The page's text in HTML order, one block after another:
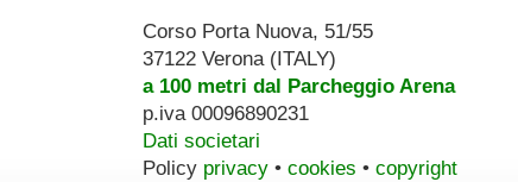
Corso Porta Nuova, 51/55
37122 Verona (ITALY)
a 100 metri dal Parcheggio Arena
p.iva 00096890231
Dati societari
Policy privacy• cookies • copyright